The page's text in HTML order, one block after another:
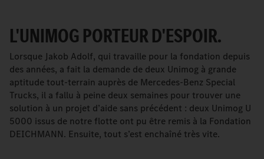
L'UNIMOG PORTEUR D'ESPOIR.
Lorsque Jakob Adolf, qui travaille pour la fondation depuis
des années, a fait la demande de deux Unimog à grande
aptitude tout-terrain auprès de Mercedes-Benz Special
Trucks, il a fallu à peine deux semaines pour trouver une
solution à un projet d’aide sans précédent : deux Unimog U
5000 issus de notre flotte ont pu être remis à la Fondation
DEICHMANN. Ensuite, tout s’est enchaîné très vite.